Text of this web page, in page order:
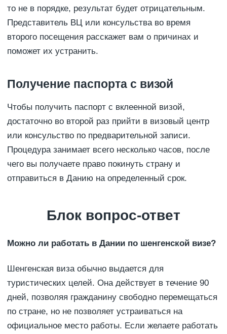
то не в порядке, результат будет отрицательным.
Представитель ВЦ или консульства во время
второго посещения расскажет вам о причинах и
поможет их устранить.
Получение паспорта с визой
Чтобы получить паспорт с вклеенной визой,
достаточно во второй раз прийти в визовый центр
или консульство по предварительной записи.
Процедура занимает всего несколько часов, после
чего вы получаете право покинуть страну и
отправиться в Данию на определенный срок.
Блок вопрос-ответ
Можно ли работать в Дании по шенгенской визе?
Шенгенская виза обычно выдается для
туристических целей. Она действует в течение 90
дней, позволяя гражданину свободно перемещаться
по стране, но не позволяет устраиваться на
официальное место работы. Если желаете работать